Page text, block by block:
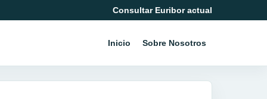
Consultar Euribor actual
Inicio Sobre Nosotros